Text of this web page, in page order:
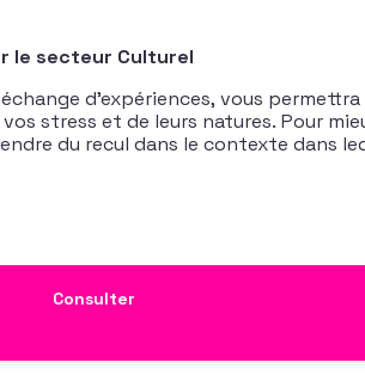
le secteur Culturel
d’expériences, vous permettra
stress et de leurs natures. Pour
du recul dans le contexte dans
Consulter